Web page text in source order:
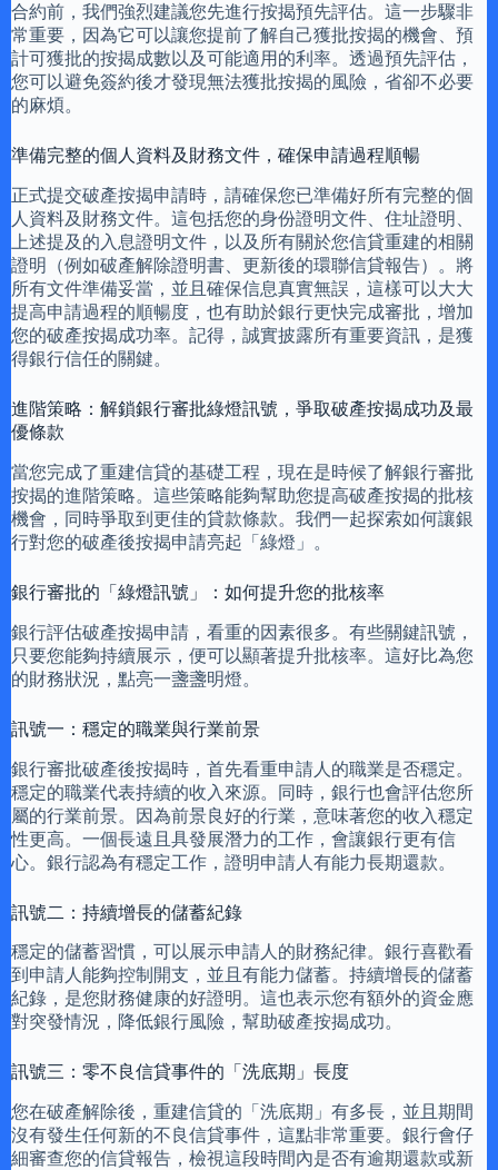
合約前，我們強烈建議您先進行按揭預先評估。這一步驟非
常重要，因為它可以讓您提前了解自己獲批按揭的機會、預
計可獲批的按揭成數以及可能適用的利率。透過預先評估，
您可以避免簽約後才發現無法獲批按揭的風險，省卻不必要
的麻煩。
準備完整的個人資料及財務文件，確保申請過程順暢
正式提交破產按揭申請時，請確保您已準備好所有完整的個
人資料及財務文件。這包括您的身份證明文件、住址證明、
上述提及的入息證明文件，以及所有關於您信貸重建的相關
證明（例如破產解除證明書、更新後的環聯信貸報告）。將
所有文件準備妥當，並且確保信息真實無誤，這樣可以大大
提高申請過程的順暢度，也有助於銀行更快完成審批，增加
您的破產按揭成功率。記得，誠實披露所有重要資訊，是獲
得銀行信任的關鍵。
進階策略：解鎖銀行審批綠燈訊號，爭取破產按揭成功及最
優條款
當您完成了重建信貸的基礎工程，現在是時候了解銀行審批
按揭的進階策略。這些策略能夠幫助您提高破產按揭的批核
機會，同時爭取到更佳的貸款條款。我們一起探索如何讓銀
行對您的破產後按揭申請亮起「綠燈」。
銀行審批的「綠燈訊號」：如何提升您的批核率
銀行評估破產按揭申請，看重的因素很多。有些關鍵訊號，
只要您能夠持續展示，便可以顯著提升批核率。這好比為您
的財務狀況，點亮一盞盞明燈。
訊號一：穩定的職業與行業前景
銀行審批破產後按揭時，首先看重申請人的職業是否穩定。
穩定的職業代表持續的收入來源。同時，銀行也會評估您所
屬的行業前景。因為前景良好的行業，意味著您的收入穩定
性更高。一個長遠且具發展潛力的工作，會讓銀行更有信
心。銀行認為有穩定工作，證明申請人有能力長期還款。
訊號二：持續增長的儲蓄紀錄
穩定的儲蓄習慣，可以展示申請人的財務紀律。銀行喜歡看
到申請人能夠控制開支，並且有能力儲蓄。持續增長的儲蓄
紀錄，是您財務健康的好證明。這也表示您有額外的資金應
對突發情況，降低銀行風險，幫助破產按揭成功。
訊號三：零不良信貸事件的「洗底期」長度
您在破產解除後，重建信貸的「洗底期」有多長，並且期間
沒有發生任何新的不良信貸事件，這點非常重要。銀行會仔
細審查您的信貸報告，檢視這段時間內是否有逾期還款或新